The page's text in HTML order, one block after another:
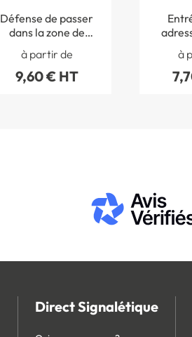
Défense de passer
dans la zone de
manoeuvre - STF
3129S
à partir de
9,60 € HT
à
Direct Signalétique